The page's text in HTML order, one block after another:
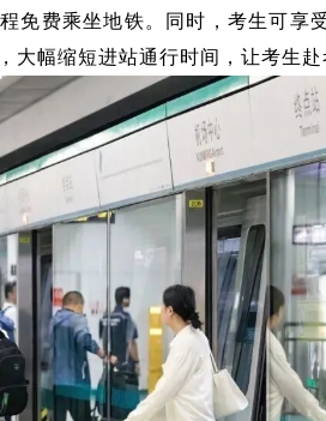
免费乘坐地铁。同时，考生可享
大幅缩短进站通行时间，让考生赴